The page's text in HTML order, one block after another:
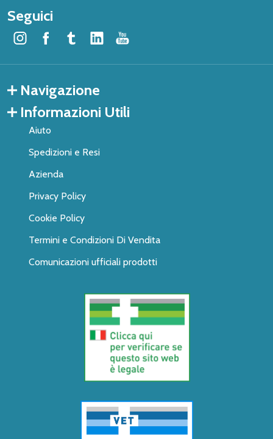
Seguici
Navigazione
Informazioni Utili
Aiuto
Spedizioni e Resi
Azienda
Privacy Policy
Cookie Policy
Termini e Condizioni Di Vendita
Comunicazioni ufficiali prodotti